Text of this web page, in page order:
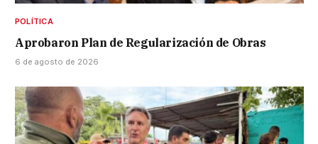
POLÍTICA
Aprobaron Plan de Regularización de Obras
6 de agosto de 2026